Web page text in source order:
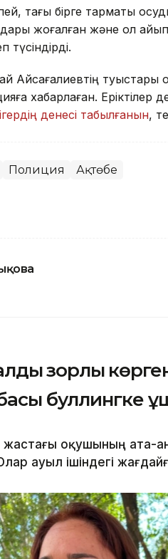
тағы бірге тармақты
жоғалған және ол
түсіндірді.
Айсағалиевтің
хабарлаған. Еріктілер
денесі табылғанын,
Полиция Ақтөбе
зорлық
буллингке
жастағы оқушының ата-
ауыл ішіндегі